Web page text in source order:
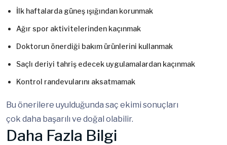
İlk haftalarda güneş ışığından korunmak
Ağır spor aktivitelerinden kaçınmak
Doktorun önerdiği bakım ürünlerini kullanmak
Saçlı deriyi tahriş edecek uygulamalardan kaçınmak
Kontrol randevularını aksatmamak
Bu önerilere uyulduğunda saç ekimi sonuçları
çok daha başarılı ve doğal olabilir.
Daha Fazla Bilgi